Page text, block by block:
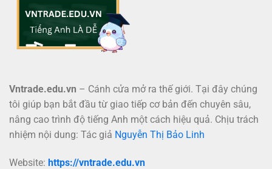
Vntrade.edu.vn – Cánh cửa mở ra thế giới. Tại đây chúng
tôi giúp bạn bắt đầu từ giao tiếp cơ bản đến chuyên sâu,
nâng cao trình độ tiếng Anh một cách hiệu quả. Chịu trách
nhiệm nội dung: Tác giả Nguyễn Thị Bảo Linh
Website: https://vntrade.edu.vn